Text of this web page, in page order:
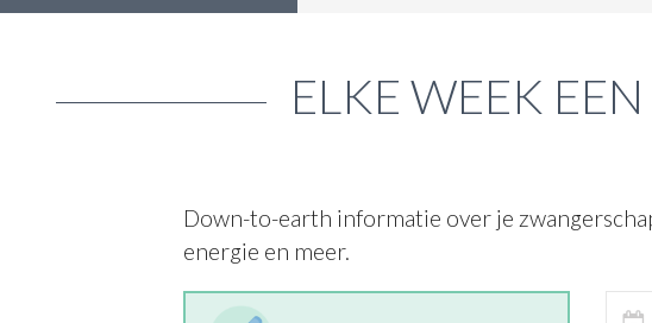
ELKE WEEK
Down-to-earth informatie over je
energie en meer.